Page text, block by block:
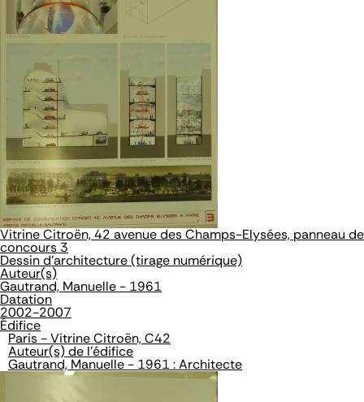
Vitrine Citroën, 42 avenue des Champs-Elysées, panneau de
concours 3
Dessin d'architecture (tirage numérique)
Auteur(s)
Gautrand, Manuelle - 1961
Datation
2002-2007
Édifice
Paris - Vitrine Citroën, C42
Auteur(s) de l'édifice
Gautrand, Manuelle - 1961 : Architecte